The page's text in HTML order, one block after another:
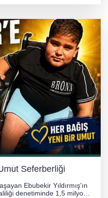
Seferberliği
Ebubekir Yıldırmış'ın
denetiminde 1,5 milyon